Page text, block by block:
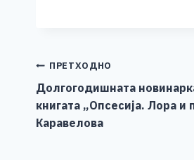
b
o
o
g
er
Навигација
на
напис
ПРЕТХОДНО
Долгогодишната
книгата „Опсесија. Лора
Каравелова